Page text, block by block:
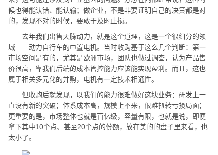
候也得能认错、能认输；做企业，不是非要证明自己的决策都是对
的，发现不对的时候，要敢于及时止损。
去年我们出售天腾动力，就是这个道理，这是一个很细分的领
域——动力自行车的中置电机。当时收购基于这么几个判断：第一
市场空间是有的，尤其是欧洲市场，团队也做过调查，认为产品售
价很高，靠我们后端的成本管控能力应该能实现盈利。而且，这也
属于相关多元化的并购，电机有一定技术相通性。
但收购后就发现，以我们的能力很难做好这块业务：研发上一
直没有新的突破；体系成本高，规模上不来，很难扭转亏损局面；
更重要的是，市场整体也就是百亿级，容量有限，也就是说，即便
拿下其中10个点、甚至20个点的份额，放在美的的盘子里来看，也
太小了。